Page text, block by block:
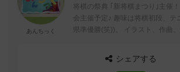
あんちっく
将棋の祭典 ｢新将棋まつり｣主催
会主催予定♪ 趣味は将棋初段、テ
県準優勝(笑))、 イラスト、作曲、
シェアする